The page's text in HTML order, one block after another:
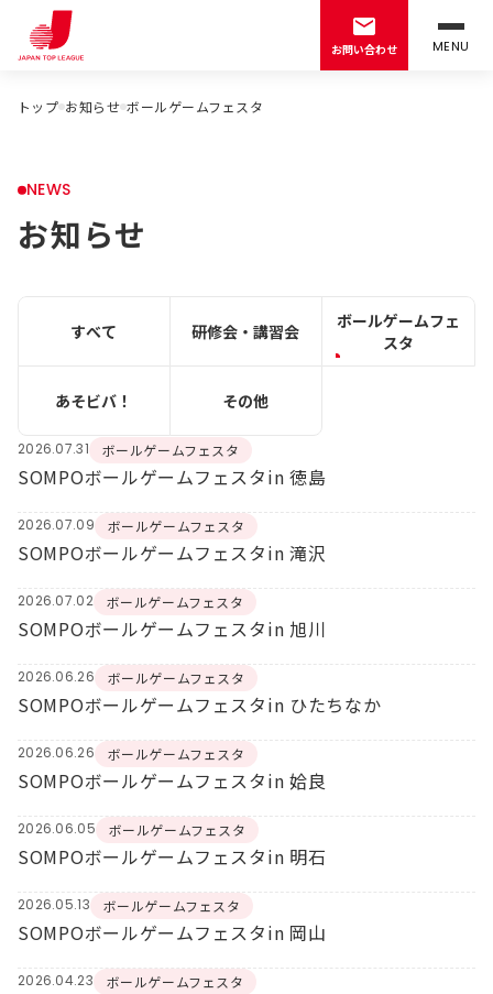
お問い合わせ MENU
トップ お知らせ ボールゲームフェスタ
NEWS
お知らせ
すべて 研修会・講習会
ボールゲームフェ
スタ
あそビバ！ その他
2026.07.31 ボールゲームフェスタ
SOMPOボールゲームフェスタin 徳島
2026.07.09 ボールゲームフェスタ
SOMPOボールゲームフェスタin 滝沢
2026.07.02 ボールゲームフェスタ
SOMPOボールゲームフェスタin 旭川
2026.06.26 ボールゲームフェスタ
SOMPOボールゲームフェスタin ひたちなか
2026.06.26 ボールゲームフェスタ
SOMPOボールゲームフェスタin 姶良
2026.06.05 ボールゲームフェスタ
SOMPOボールゲームフェスタin 明石
2026.05.13 ボールゲームフェスタ
SOMPOボールゲームフェスタin 岡山
2026.04.23 ボールゲームフェスタ